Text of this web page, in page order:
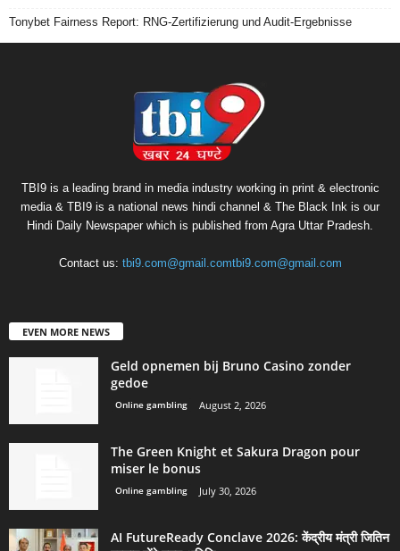
Tonybet Fairness Report: RNG-Zertifizierung und Audit-Ergebnisse
TBI9 is a leading brand in media industry working in print & electronic
media & TBI9 is a national news hindi channel & The Black Ink is our
Hindi Daily Newspaper which is published from Agra Uttar Pradesh.
Contact us: tbi9.com@gmail.comtbi9.com@gmail.com
EVEN MORE NEWS
Geld opnemen bij Bruno Casino zonder
gedoe
Online gambling August 2, 2026
The Green Knight et Sakura Dragon pour
miser le bonus
Online gambling July 30, 2026
AI FutureReady Conclave 2026: केंद्रीय मंत्री जितिन